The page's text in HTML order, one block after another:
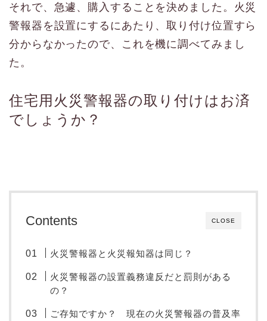
それで、急遽、購入することを決めました。火災
警報器を設置にするにあたり、取り付け位置すら
分からなかったので、これを機に調べてみまし
た。
住宅用火災警報器の取り付けはお済
でしょうか？
CLOSE
Contents
火災警報器と火災報知器は同じ？
火災警報器の設置義務違反だと罰則がある
の？
ご存知ですか？ 現在の火災警報器の普及率